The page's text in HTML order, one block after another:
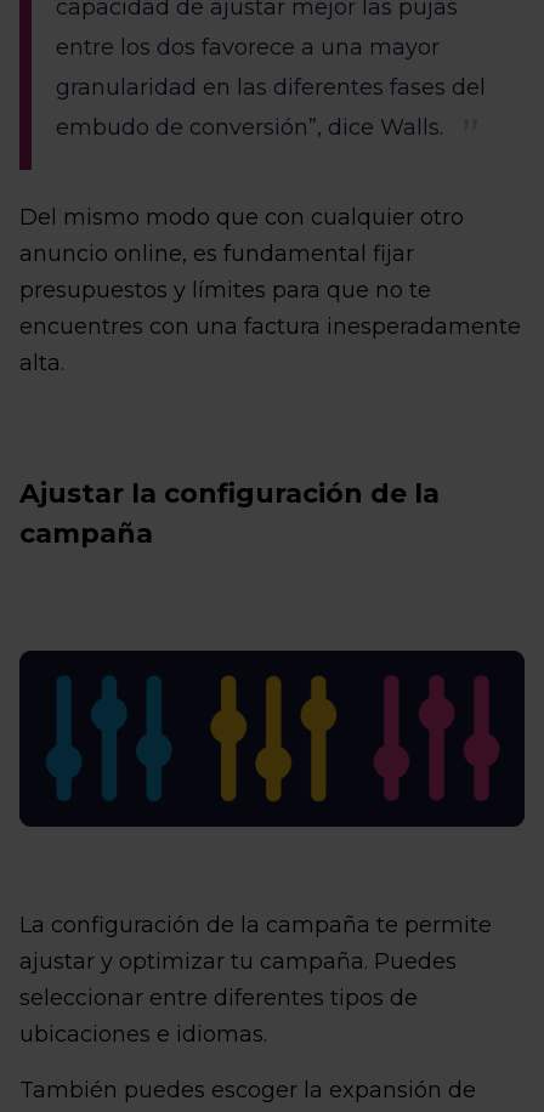
capacidad de ajustar mejor las pujas
entre los dos favorece a una mayor
granularidad en las diferentes fases del
embudo de conversión”, dice Walls.
Del mismo modo que con cualquier otro
anuncio online, es fundamental fijar
presupuestos y límites para que no te
encuentres con una factura inesperadamente
alta.
Ajustar la configuración de la
campaña
La configuración de la campaña te permite
ajustar y optimizar tu campaña. Puedes
seleccionar entre diferentes tipos de
ubicaciones e idiomas.
También puedes escoger la expansión de